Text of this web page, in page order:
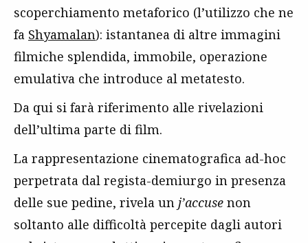
scoperchiamento metaforico (l’utilizzo che ne
fa Shyamalan): istantanea di altre immagini
filmiche splendida, immobile, operazione
emulativa che introduce al metatesto.
Da qui si farà riferimento alle rivelazioni
dell’ultima parte di film.
La rappresentazione cinematografica ad-hoc
perpetrata dal regista-demiurgo in presenza
delle sue pedine, rivela un j’accuse non
soltanto alle difficoltà percepite dagli autori